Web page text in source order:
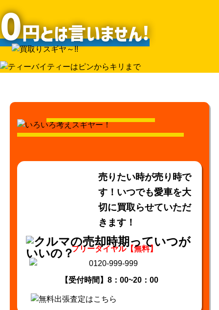
0円とは言いません!
売りたい時が売り時で
す！いつでも愛車を大
切に買取らせていただ
きます！
フリーダイヤル【無料】
【受付時間】8：00~20：00